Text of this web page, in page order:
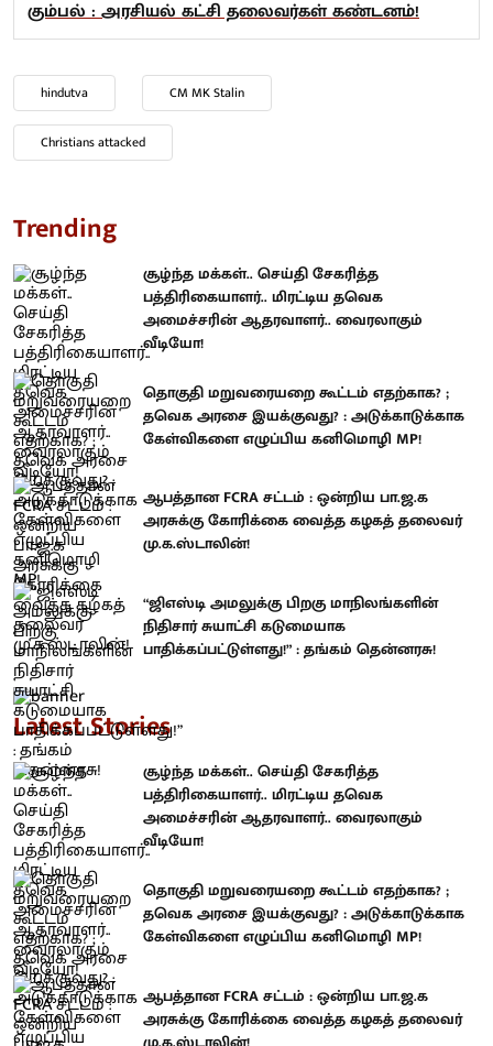
கும்பல் : அரசியல் கட்சி தலைவர்கள் கண்டனம்!
hindutva CM MK Stalin
Christians attacked
Trending
சூழ்ந்த மக்கள்.. செய்தி சேகரித்த
பத்திரிகையாளர்.. மிரட்டிய தவெக
அமைச்சரின் ஆதரவாளர்.. வைரலாகும்
வீடியோ!
தொகுதி மறுவரையறை கூட்டம் எதற்காக? ;
தவெக அரசை இயக்குவது? : அடுக்காடுக்காக
கேள்விகளை எழுப்பிய கனிமொழி MP!
ஆபத்தான FCRA சட்டம் : ஒன்றிய பா.ஜ.க
அரசுக்கு கோரிக்கை வைத்த கழகத் தலைவர்
மு.க.ஸ்டாலின்!
“ஜிஎஸ்டி அமலுக்கு பிறகு மாநிலங்களின்
நிதிசார் சுயாட்சி கடுமையாக
பாதிக்கப்பட்டுள்ளது!” : தங்கம் தென்னரசு!
Latest Stories
சூழ்ந்த மக்கள்.. செய்தி சேகரித்த
பத்திரிகையாளர்.. மிரட்டிய தவெக
அமைச்சரின் ஆதரவாளர்.. வைரலாகும்
வீடியோ!
தொகுதி மறுவரையறை கூட்டம் எதற்காக? ;
தவெக அரசை இயக்குவது? : அடுக்காடுக்காக
கேள்விகளை எழுப்பிய கனிமொழி MP!
ஆபத்தான FCRA சட்டம் : ஒன்றிய பா.ஜ.க
அரசுக்கு கோரிக்கை வைத்த கழகத் தலைவர்